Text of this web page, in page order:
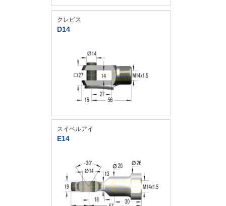
クレビス
D14
スイベルアイ
E14